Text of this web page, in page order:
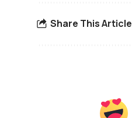
Share This Article